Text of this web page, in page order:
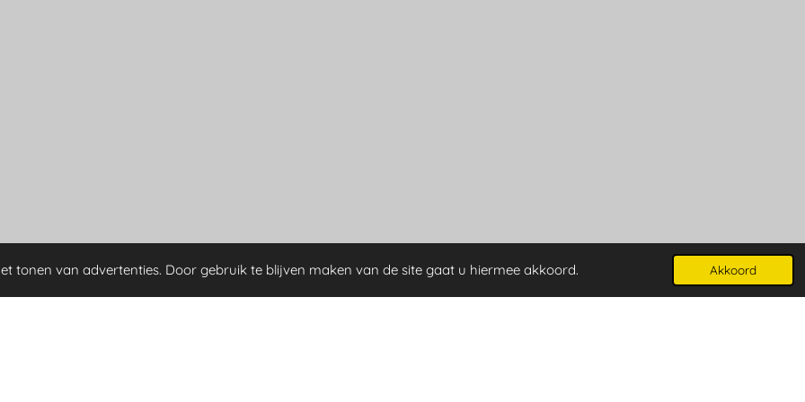
tonen van advertenties. Door gebruik te blijven maken van de site gaat u hiermee akkoord. Akkoord